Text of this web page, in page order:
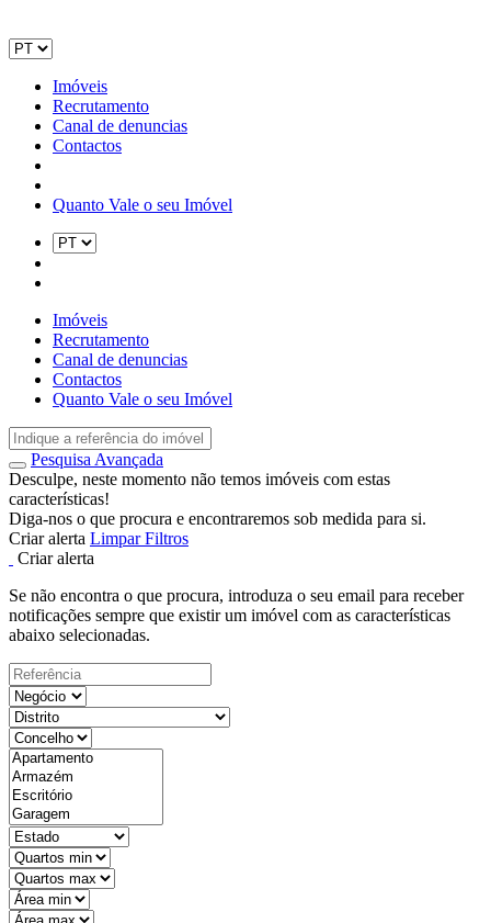
Imóveis
Recrutamento
Canal de denuncias
Contactos
Quanto Vale o seu Imóvel
Imóveis
Recrutamento
Canal de denuncias
Contactos
Quanto Vale o seu Imóvel
Pesquisa Avançada
Desculpe, neste momento não temos imóveis com estas
características!
Diga-nos o que procura e encontraremos sob medida para si.
Criar alerta Limpar Filtros
Criar alerta
Se não encontra o que procura, introduza o seu email para receber
notificações sempre que existir um imóvel com as características
abaixo selecionadas.